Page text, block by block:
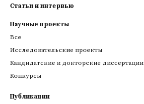
Статьи и интервью
Научные проекты
Все
Исследовательские проекты
Кандидатские и докторские диссертации
Конкурсы
Публикации